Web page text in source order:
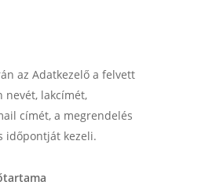
az Adatkezelő a felvett
nevét, lakcímét,
címét, a megrendelés
időpontját kezeli.